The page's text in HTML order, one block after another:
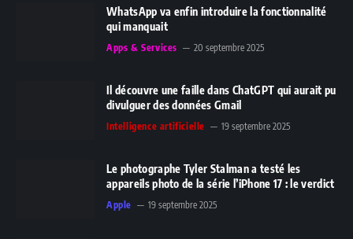
WhatsApp va enfin introduire la fonctionnalité
qui manquait
Apps & Services 20 septembre 2025
Il découvre une faille dans ChatGPT qui aurait pu
divulguer des données Gmail
Intelligence artificielle 19 septembre 2025
Le photographe Tyler Stalman a testé les
appareils photo de la série l’iPhone 17 : le verdict
Apple 19 septembre 2025